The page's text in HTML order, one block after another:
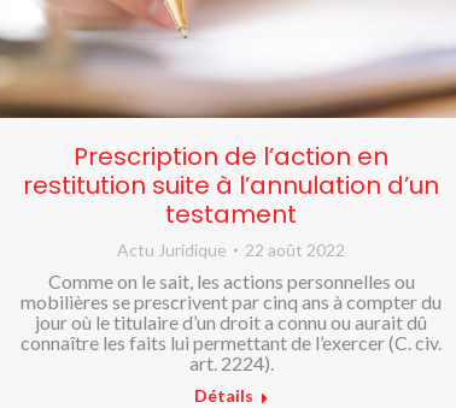
Prescription de l’action en
restitution suite à l’annulation d’un
testament
Actu Juridique 22 août 2022
Comme on le sait, les actions personnelles ou
mobilières se prescrivent par cinq ans à compter du
jour où le titulaire d’un droit a connu ou aurait dû
connaître les faits lui permettant de l’exercer (C. civ.
art. 2224).
Détails